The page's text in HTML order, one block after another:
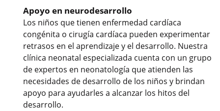
Apoyo en neurodesarrollo
Los niños que tienen enfermedad cardíaca
congénita o cirugía cardíaca pueden experimentar
retrasos en el aprendizaje y el desarrollo. Nuestra
clínica neonatal especializada cuenta con un grupo
de expertos en neonatología que atienden las
necesidades de desarrollo de los niños y brindan
apoyo para ayudarles a alcanzar los hitos del
desarrollo.